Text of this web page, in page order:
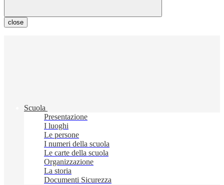
close
Scuola
Presentazione
I luoghi
Le persone
I numeri della scuola
Le carte della scuola
Organizzazione
La storia
Documenti Sicurezza